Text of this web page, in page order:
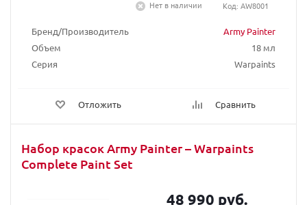
Бренд/Производитель
Army Painter
Объем
18 мл
Серия
Warpaints
Отложить Сравнить
Нет в наличии
Код: AW8001
Набор красок Army Painter – Warpaints
Complete Paint Set
48 990 руб.